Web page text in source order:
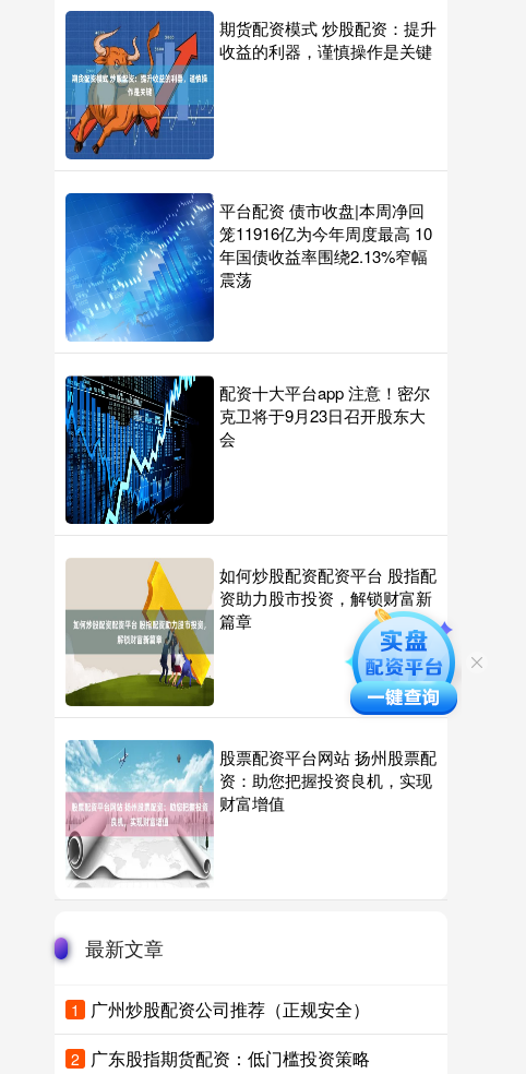
期货配资模式 炒股配资：提升
收益的利器，谨慎操作是关键
平台配资 债市收盘|本周净回
笼11916亿为今年周度最高 10
年国债收益率围绕2.13%窄幅
震荡
配资十大平台app 注意！密尔
克卫将于9月23日召开股东大
会
如何炒股配资配资平台 股指配
资助力股市投资，解锁财富新
篇章
股票配资平台网站 扬州股票配
资：助您把握投资良机，实现
财富增值
最新文章
1 广州炒股配资公司推荐（正规安全）
2 广东股指期货配资：低门槛投资策略